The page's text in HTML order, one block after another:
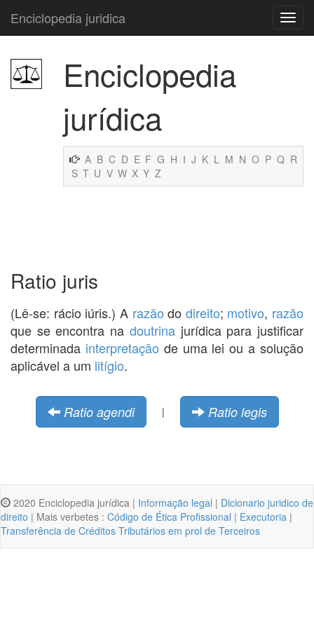
Enciclopedia juridica
Enciclopedia
jurídica
A B C D E F G H I J K L M N O P Q R
S T U V W X Y Z
Ratio juris
(Lê-se: rácio iúris.) A razão do direito; motivo, razão
que se encontra na doutrinajurídica para justificar
determinada interpretação de uma lei ou a solução
aplicável a um litígio.
Ratio agendi | Ratio legis
2020 Enciclopedia jurídica | Informação legal | Dicionario juridico de
direito | Mais verbetes : Código de Ética Profissional | Executoria |
Transferência de Créditos Tributários em prol de Terceiros